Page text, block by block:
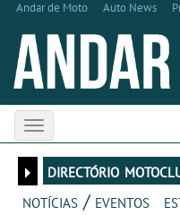
Andar de Moto Auto News
Toggle
navigation
directório
notícias / eventos